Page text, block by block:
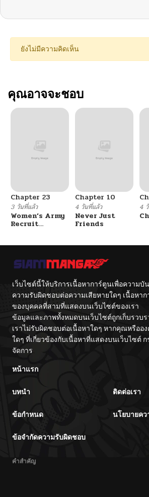
ยังไม่มีความคิดเห็น
คุณอาจจะชอบ
Chapter 23
3 วันที่แล้ว
Women’s Army
Recruit
Chapter 10
4 วันที่แล้ว
Never Just
Friends
4
เว็บไซต์นี้ให้บริการเนื้อหาการ์ตูนเพื่อความบั
ความรับผิดชอบต่อความเสียหายใดๆ เนื้อหา
ของบุคคลที่สามที่แสดงบนเว็บไซต์ของเรา
ข้อมูลและภาพทั้งหมดบนเว็บไซต์ถูกเก็บรวบร
เราไม่รับผิดชอบต่อเนื้อหาใดๆ หากคุณหรือ
ใดๆ ที่เกี่ยวข้องกับเนื้อหาที่แสดงบนเว็บไซต์
จัดการ
หน้าแรก
บทนำ ติดต่อเรา
ข้อกำหนด นโยบายค
ข้อจำกัดความรับผิดชอบ
คำสำคัญ